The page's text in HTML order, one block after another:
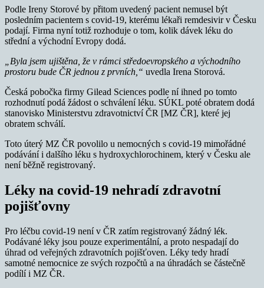
Podle Ireny Storové by přitom uvedený pacient nemusel být
posledním pacientem s covid-19, kterému lékaři remdesivir v Česku
podají. Firma nyní totiž rozhoduje o tom, kolik dávek léku do
střední a východní Evropy dodá.
„Byla jsem ujištěna, že v rámci středoevropského a východního
prostoru bude ČR jednou z prvních,“ uvedla Irena Storová.
Česká pobočka firmy Gilead Sciences podle ní ihned po tomto
rozhodnutí podá žádost o schválení léku. SÚKL poté obratem dodá
stanovisko Ministerstvu zdravotnictví ČR [MZ ČR], které jej
obratem schválí.
Toto úterý MZ ČR povolilo u nemocných s covid-19 mimořádné
podávání i dalšího léku s hydroxychlorochinem, který v Česku ale
není běžně registrovaný.
Léky na covid-19 nehradí zdravotní
pojišťovny
Pro léčbu covid-19 není v ČR zatím registrovaný žádný lék.
Podávané léky jsou pouze experimentální, a proto nespadají do
úhrad od veřejných zdravotních pojišťoven. Léky tedy hradí
samotné nemocnice ze svých rozpočtů a na úhradách se částečně
podílí i MZ ČR.